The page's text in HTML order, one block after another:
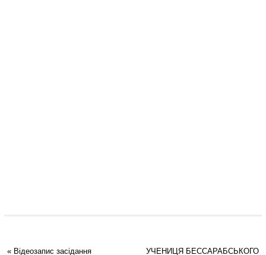
«Відеозапис засідання УЧЕНИЦЯ БЕССАРАБСЬКОГО